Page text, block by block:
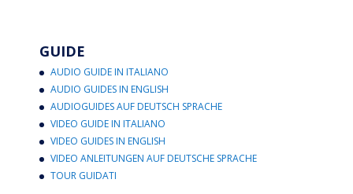
GUIDE
AUDIO GUIDE IN ITALIANO
AUDIO GUIDES IN ENGLISH
AUDIOGUIDES AUF DEUTSCH SPRACHE
VIDEO GUIDE IN ITALIANO
VIDEO GUIDES IN ENGLISH
VIDEO ANLEITUNGEN AUF DEUTSCHE SPRACHE
TOUR GUIDATI